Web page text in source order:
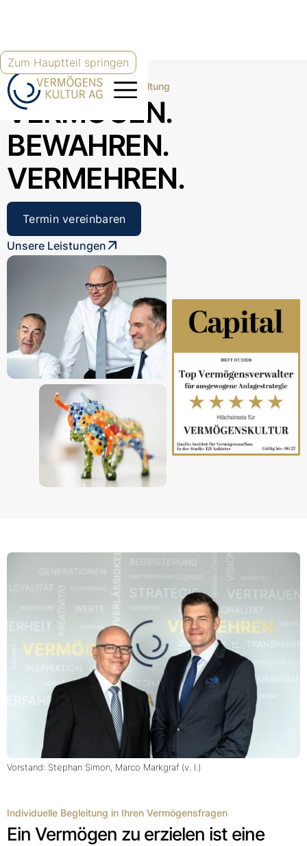
Zum Hauptteil springen
Zuverlässige Vermögensverwaltung
VERMÖGEN.
BEWAHREN.
VERMEHREN.
Termin vereinbaren
Unsere Leistungen
Individuelle Begleitung in Ihren Vermögensfragen
Ein Vermögen zu erzielen ist eine
Vorstand: Stephan Simon, Marco Markgraf (v. l.)